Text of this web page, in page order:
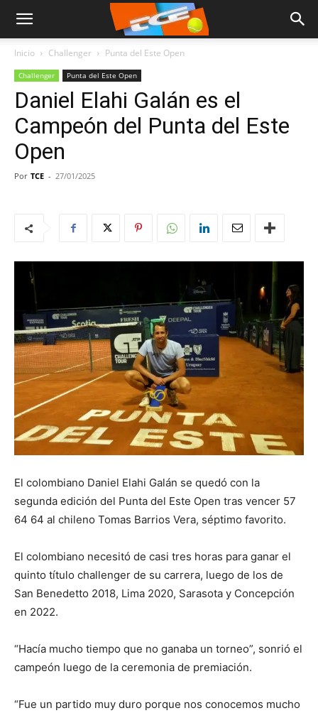
Inicio Challenger Punta del Este Open
Challenger Punta del Este Open
Daniel Elahi Galán es el
Campeón del Punta del Este
Open
Por TCE - 27/01/2025
El colombiano Daniel Elahi Galán se quedó con la
segunda edición del Punta del Este Open tras vencer 57
64 64 al chileno Tomas Barrios Vera, séptimo favorito.
El colombiano necesitó de casi tres horas para ganar el
quinto título challenger de su carrera, luego de los de
San Benedetto 2018, Lima 2020, Sarasota y Concepción
en 2022.
“Hacía mucho tiempo que no ganaba un torneo”, sonrió el
campeón luego de la ceremonia de premiación.
“Fue un partido muy duro porque nos conocemos mucho